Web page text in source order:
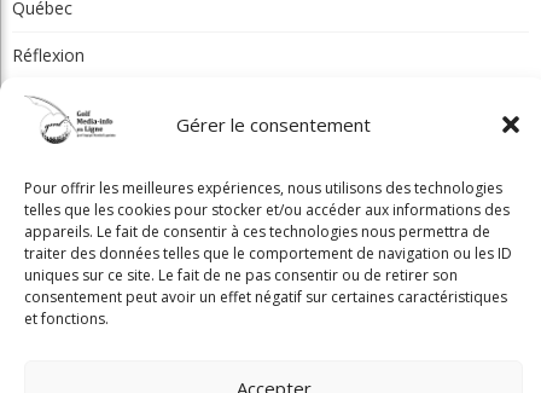
Gérer le consentement
Pour offrir les meilleures expériences, nous utilisons des technologies
telles que les cookies pour stocker et/ou accéder aux informations des
appareils. Le fait de consentir à ces technologies nous permettra de
traiter des données telles que le comportement de navigation ou les ID
uniques sur ce site. Le fait de ne pas consentir ou de retirer son
consentement peut avoir un effet négatif sur certaines caractéristiques
et fonctions.
Accepter
Québec
Réflexion
Tournois et résultats
Toutes les régions
Articles récents
Beaconsfield renoue avec son look d'antan
Nouveau conseil d'administration à Lévis: assurer la pérennité du